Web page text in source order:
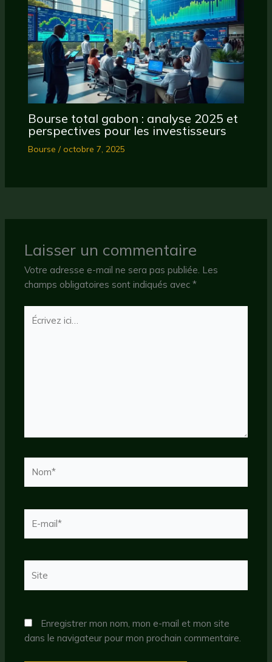
Bourse total gabon : analyse 2025 et
perspectives pour les investisseurs
Bourse /octobre 7, 2025
Laisser un commentaire
Votre adresse e-mail ne sera pas publiée. Les
champs obligatoires sont indiqués avec*
Écrivez
ici…
mail*
Enregistrer mon nom, mon e-mail et mon site
dans le navigateur pour mon prochain commentaire.